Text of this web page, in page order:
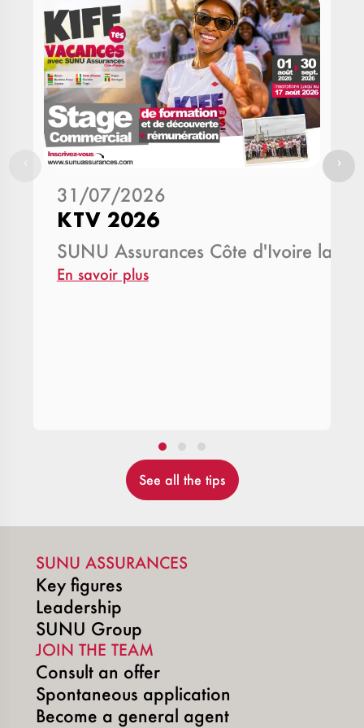
31/07/2026
KTV 2026
SUNU Assurances Côte d'Ivoire
En savoir plus
›
See all the tips
SUNU ASSURANCES
Key figures
Leadership
SUNU Group
JOIN THE TEAM
Consult an offer
Spontaneous application
Become a general agent